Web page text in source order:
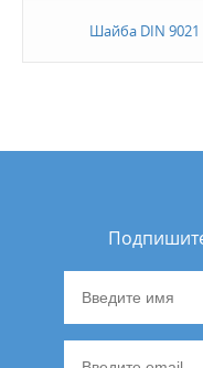
Шайба DIN 9021